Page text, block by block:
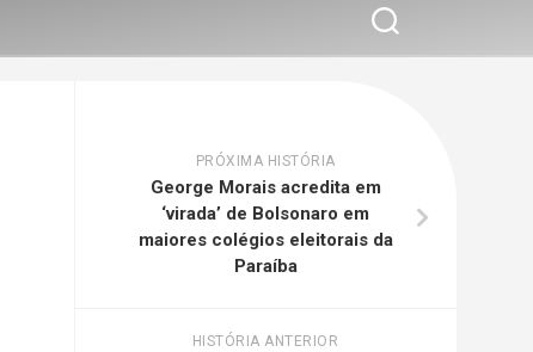
PRÓXIMA HISTÓRIA
George Morais acredita em
‘virada’ de Bolsonaro em
maiores colégios eleitorais da
Paraíba
HISTÓRIA ANTERIOR